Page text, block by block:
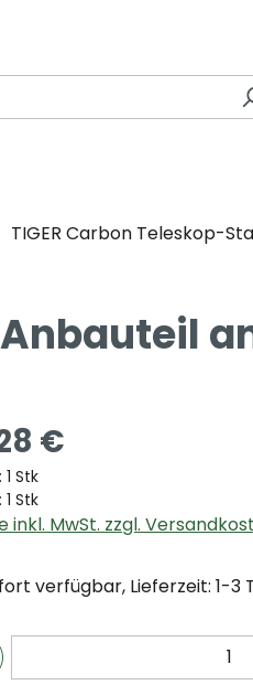
TIGER Carbon Teleskop-
€
1 Stk
1 Stk
inkl. MwSt. zzgl.
verfügbar, Lieferzeit: 1-3